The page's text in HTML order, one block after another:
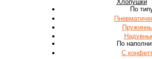
Хлопушки
По
По
С